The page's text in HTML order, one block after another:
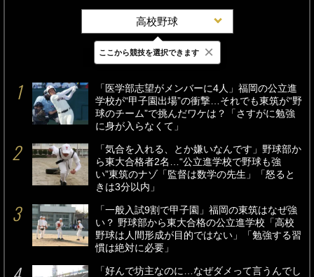
高校野球
最新 24時間 週間
「医学部志望がメンバーに4人」福岡の公立進
学校が“甲子園出場”の衝撃…それでも東筑が“野
球のチーム”で挑んだワケは？「さすがに勉強
に身が入らなくて」
「気合を入れる、とか嫌いなんです」野球部か
ら東大合格者2名…“公立進学校で野球も強
い”東筑のナゾ「監督は数学の先生」「怒ると
きは3分以内」
「一般入試9割で甲子園」福岡の東筑はなぜ強
い？ 野球部から東大合格の公立進学校「高校
野球は人間形成が目的ではない」「勉強する習
慣は絶対に必要」
「好んで坊主なのに…なぜダメって言うんでし
ここから競技を選択できます ×